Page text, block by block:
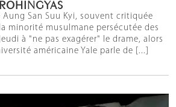
San Suu Kyi, souvent critiquée
minorité musulmane persécutée des
à "ne pas exagérer" le drame, alors
américaine Yale parle de [...]